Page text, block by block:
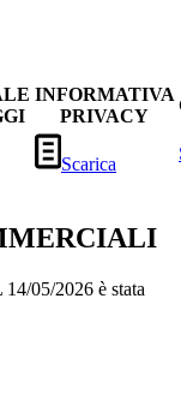
INFORMATIVA
PRIVACY
Scarica
05/2026 è stata